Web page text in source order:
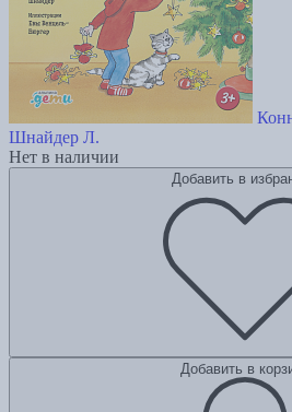
Шнайдер Л.
Нет в наличии
Добавить в
Добавить в